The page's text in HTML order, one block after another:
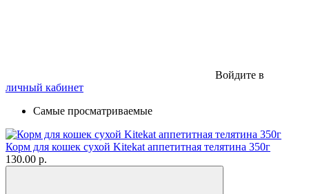
Войдите в
личный кабинет
Самые просматриваемые
Корм для кошек сухой Kitekat аппетитная телятина 350г
130.00 р.